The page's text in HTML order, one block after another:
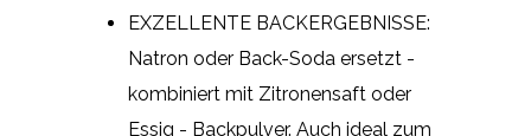
EXZELLENTE BACKERGEBNISSE:
Natron oder Back-Soda ersetzt -
kombiniert mit Zitronensaft oder
Essig - Backpulver. Auch ideal zum